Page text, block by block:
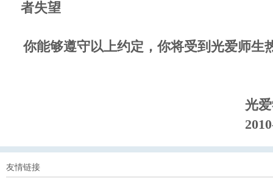
者失望
你能够遵守以上约定，你将受到光爱师生
光
友情链接